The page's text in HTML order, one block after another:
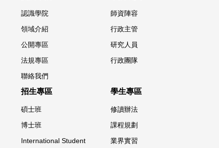
認識學院
領域介紹
公開專區
法規專區
聯絡我們
師資陣容
行政主管
研究人員
行政團隊
招生專區
碩士班
博士班
International Student
學生專區
修讀辦法
課程規劃
業界實習